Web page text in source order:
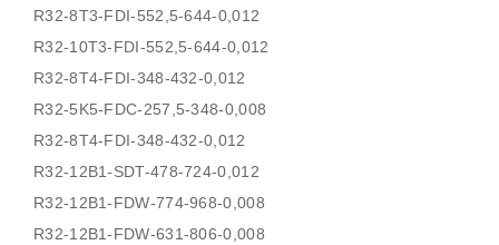
R32-8T3-FDI-552,5-644-0,012
R32-10T3-FDI-552,5-644-0,012
R32-8T4-FDI-348-432-0,012
R32-5K5-FDC-257,5-348-0,008
R32-8T4-FDI-348-432-0,012
R32-12B1-SDT-478-724-0,012
R32-12B1-FDW-774-968-0,008
R32-12B1-FDW-631-806-0,008